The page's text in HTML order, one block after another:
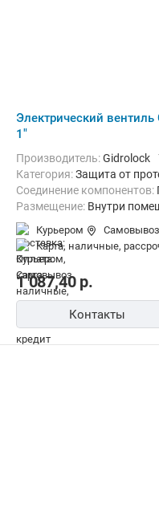
Электрический вентиль
1"
Производитель:Gidrolock
Категория:Защита от
Соединение компонентов:
Размещение: Внутри
Курьером
Самовывоз
карта, наличные,
1 087,40р.
Контакты